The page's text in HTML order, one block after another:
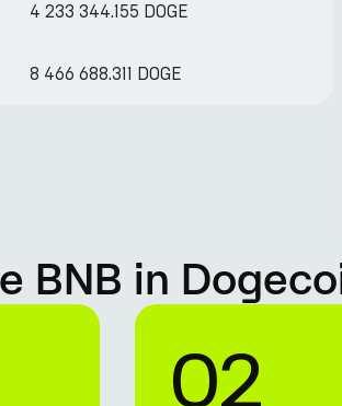
4 233 344.155 DOGE
8 466 688.311 DOGE
BNB in
02